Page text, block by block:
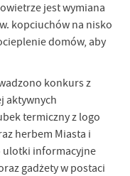
jest wymiana
kopciuchów na nisko
domów, aby
konkurs z
aktywnych
termiczny z logo
herbem Miasta i
ulotki informacyjne
gadżety w postaci